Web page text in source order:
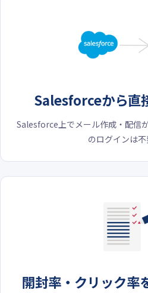
Salesforceから直
Salesforce上でメール作成・配信
のログインは不
開封率・クリック率